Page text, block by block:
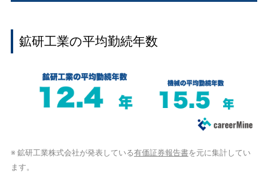
鉱研工業の平均勤続年数
※ 鉱研工業株式会社が発表している有価証券報告書を元に集計してい
ます。